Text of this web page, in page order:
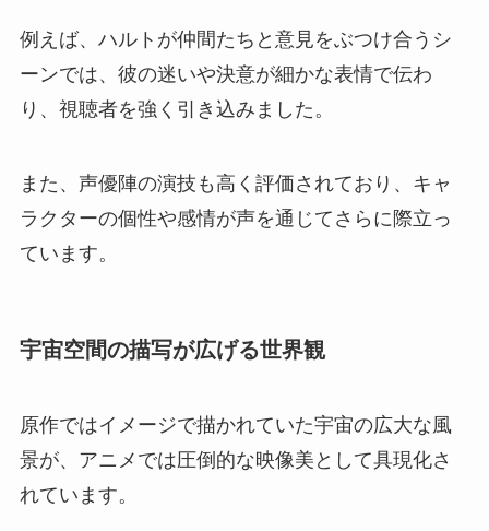
例えば、ハルトが仲間たちと意見をぶつけ合うシ
ーンでは、彼の迷いや決意が細かな表情で伝わ
り、視聴者を強く引き込みました。
また、声優陣の演技も高く評価されており、キャ
ラクターの個性や感情が声を通じてさらに際立っ
ています。
宇宙空間の描写が広げる世界観
原作ではイメージで描かれていた宇宙の広大な風
景が、アニメでは圧倒的な映像美として具現化さ
れています。